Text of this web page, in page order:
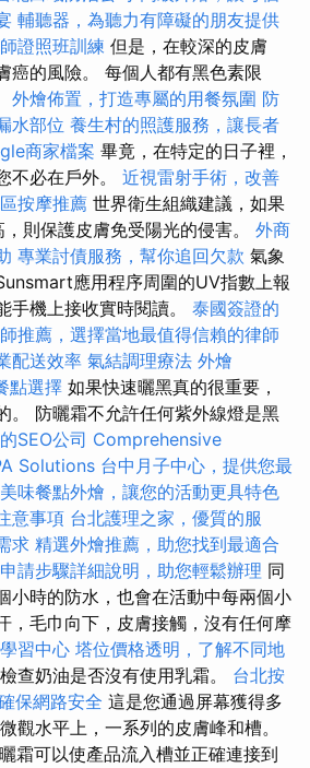
輔聽器，為聽力有障礙的朋友提供
證照班訓練 但是，在較深的皮膚
癌的風險。 每個人都有黑色素限
外燴佈置，打造專屬的用餐氛圍 防
水部位 養生村的照護服務，讓長者
商家檔案 畢竟，在特定的日子裡，
不必在戶外。 近視雷射手術，改善
按摩推薦 世界衛生組織建議，如果
則保護皮膚免受陽光的侵害。 外商
專業討債服務，幫你追回欠款 氣象
應用程序周圍的UV指數上報
手機上接收實時閱讀。 泰國簽證的
推薦，選擇當地最值得信賴的律師
配送效率 氣結調理療法 外燴
點選擇 如果快速曬黑真的很重要，
。 防曬霜不允許任何紫外線燈是黑
SEO公司 Comprehensive
Solutions 台中月子中心，提供您最
美味餐點外燴，讓您的活動更具特色
意事項 台北護理之家，優質的服
求 精選外燴推薦，助您找到最適合
請步驟詳細說明，助您輕鬆辦理 同
小時的防水，也會在活動中每兩個小
，毛巾向下，皮膚接觸，沒有任何摩
習中心 塔位價格透明，了解不同地
查奶油是否沒有使用乳霜。 台北按
保網路安全 這是您通過屏幕獲得多
觀水平上，一系列的皮膚峰和槽。
霜可以使產品流入槽並正確連接到